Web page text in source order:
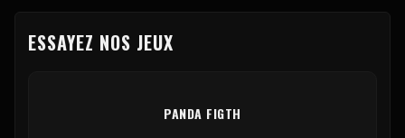
ESSAYEZ NOS JEUX
PANDA FIGTH